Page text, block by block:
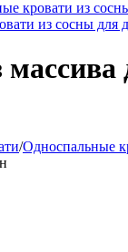
кровати из
из сосны для
/Односпальные